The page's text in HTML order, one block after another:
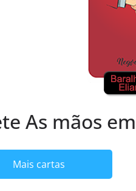
As mãos
Mais cartas